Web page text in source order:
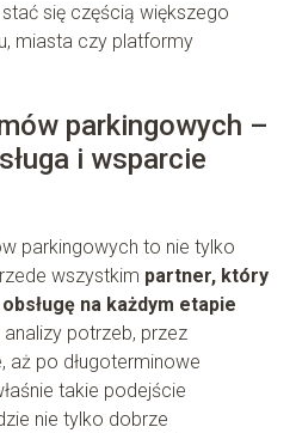
się częścią większego
miasta czy platformy
parkingowych –
i wsparcie
parkingowych to nie tylko
wszystkim partner, który
na każdym etapie
potrzeb, przez
aż po długoterminowe
takie podejście
nie tylko dobrze